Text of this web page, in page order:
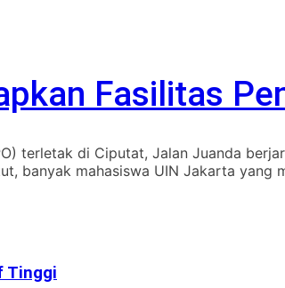
Fasilitas
terletak di Ciputat, Jalan Juanda
banyak mahasiswa UIN Jakarta yang
Tinggi